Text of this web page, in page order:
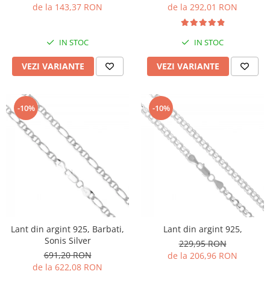
de la 143,37 RON
IN STOC
VEZI VARIANTE
de la 292,01 RON
IN STOC
VEZI VARIANTE
-10%
Lant din argint 925, Barbati,
Sonis Silver
691,20 RON
de la 622,08 RON
-10%
Lant din argint 925,
229,95 RON
de la 206,96 RON